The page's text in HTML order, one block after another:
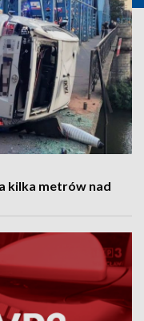
kilka metrów nad